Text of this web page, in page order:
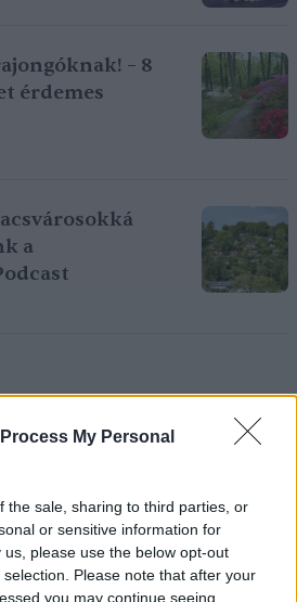
My Personal
the sale, sharing to third parties, or
or sensitive information for
please use the below opt-out
Please note that after your
you may continue seeing
– 8
érdemes
a